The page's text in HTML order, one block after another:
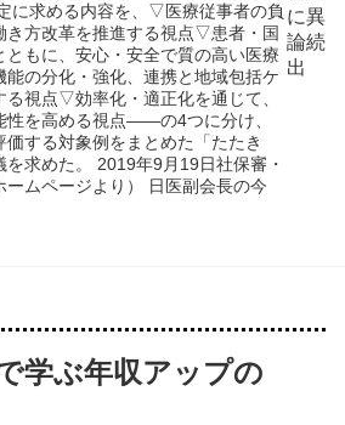
に求める内容を、▽医療従事者の負
き方改革を推進する視点▽患者・国
ともに、安心・安全で質の高い医療
の分化・強化、連携と地域包括ケ
る視点▽効率化・適正化を通じて、
性を高める視点――の4つに分け、
する対象例をまとめた「たたき
求めた。 2019年9月19日社保審・
ームページより） 日医副会長の今
学ぶ年収アップの